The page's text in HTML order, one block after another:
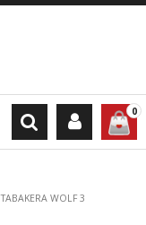
0
TABAKERA WOLF 3